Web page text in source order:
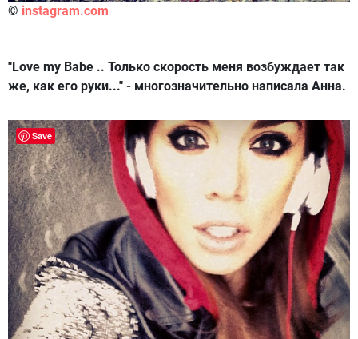
© instagram.com
"Love my Babe .. Только скорость меня возбуждает так
же, как его руки..." - многозначительно написала Анна.
Save